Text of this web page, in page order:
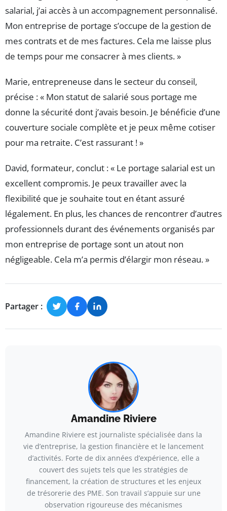
salarial, j’ai accès à un accompagnement personnalisé.
Mon entreprise de portage s’occupe de la gestion de
mes contrats et de mes factures. Cela me laisse plus
de temps pour me consacrer à mes clients. »
Marie, entrepreneuse dans le secteur du conseil,
précise : « Mon statut de salarié sous portage me
donne la sécurité dont j’avais besoin. Je bénéficie d’une
couverture sociale complète et je peux même cotiser
pour ma retraite. C’est rassurant ! »
David, formateur, conclut : « Le portage salarial est un
excellent compromis. Je peux travailler avec la
flexibilité que je souhaite tout en étant assuré
légalement. En plus, les chances de rencontrer d’autres
professionnels durant des événements organisés par
mon entreprise de portage sont un atout non
négligeable. Cela m’a permis d’élargir mon réseau. »
Partager :
Amandine Riviere
Amandine Riviere est journaliste spécialisée dans la
vie d’entreprise, la gestion financière et le lancement
d’activités. Forte de dix années d’expérience, elle a
couvert des sujets tels que les stratégies de
financement, la création de structures et les enjeux
de trésorerie des PME. Son travail s’appuie sur une
observation rigoureuse des mécanismes